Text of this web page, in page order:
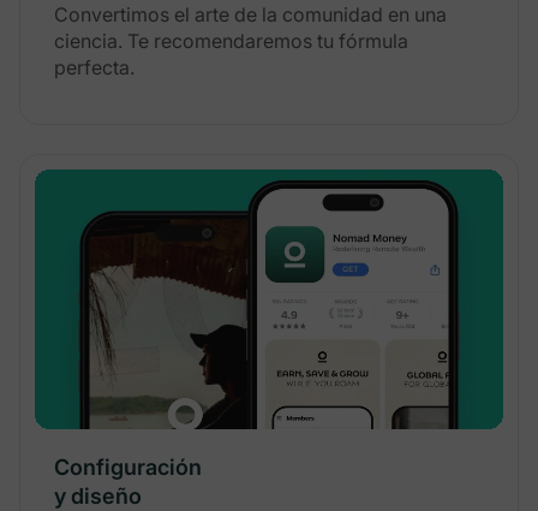
Convertimos el arte de la comunidad en una
ciencia. Te recomendaremos tu fórmula
perfecta.
Configuración
y diseño